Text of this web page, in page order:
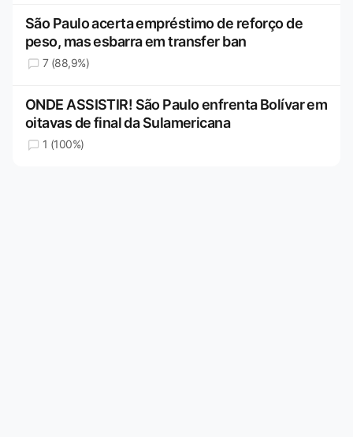
São Paulo acerta empréstimo de reforço de
peso, mas esbarra em transfer ban
7 (88,9%)
ONDE ASSISTIR! São Paulo enfrenta Bolívar em
oitavas de final da Sulamericana
1 (100%)